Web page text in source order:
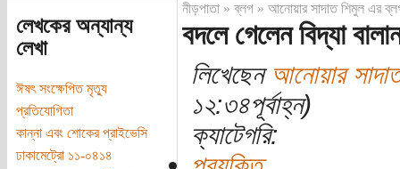
লেখকের অন্যান্য
লেখা
ঈষৎ সংক্ষেপিত মৃত্যু
প্রতিযোগিতা
কান্না এবং শোকের প্রাইভেসি
ঢাকামেট্রো ১১-০৪১৪
নীড়পাতা»ব্লগ» আনোয়ার সাদাত শিমুল এর
বদলে গেলেন বিদ্যা
লিখেছেন আনোয়ার
১২:৩৪পূর্বাহ্ন)
ক্যাটেগরি: